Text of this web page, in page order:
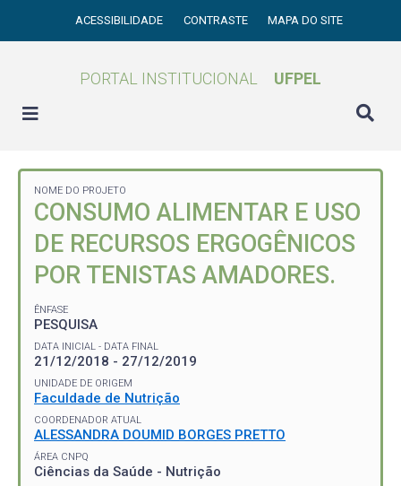
ACESSIBILIDADE CONTRASTE MAPA DO SITE
PORTAL INSTITUCIONAL UFPEL
NOME DO PROJETO
CONSUMO ALIMENTAR E USO
DE RECURSOS ERGOGÊNICOS
POR TENISTAS AMADORES.
ÊNFASE
PESQUISA
DATA INICIAL - DATA FINAL
21/12/2018 - 27/12/2019
UNIDADE DE ORIGEM
Faculdade de Nutrição
COORDENADOR ATUAL
ALESSANDRA DOUMID BORGES PRETTO
ÁREA CNPQ
Ciências da Saúde - Nutrição